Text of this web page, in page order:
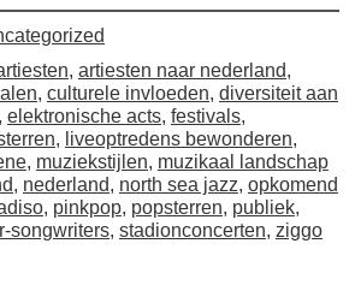
, artiesten naar nederland,
, culturele invloeden, diversiteit aan
, elektronische acts, festivals,
, liveoptredens bewonderen,
, muziekstijlen, muzikaal landschap
, nederland, north sea jazz, opkomend
, pinkpop, popsterren, publiek,
songwriters, stadionconcerten, ziggo